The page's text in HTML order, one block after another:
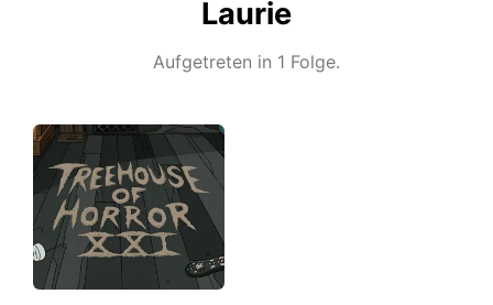
Laurie
Aufgetreten in 1 Folge.